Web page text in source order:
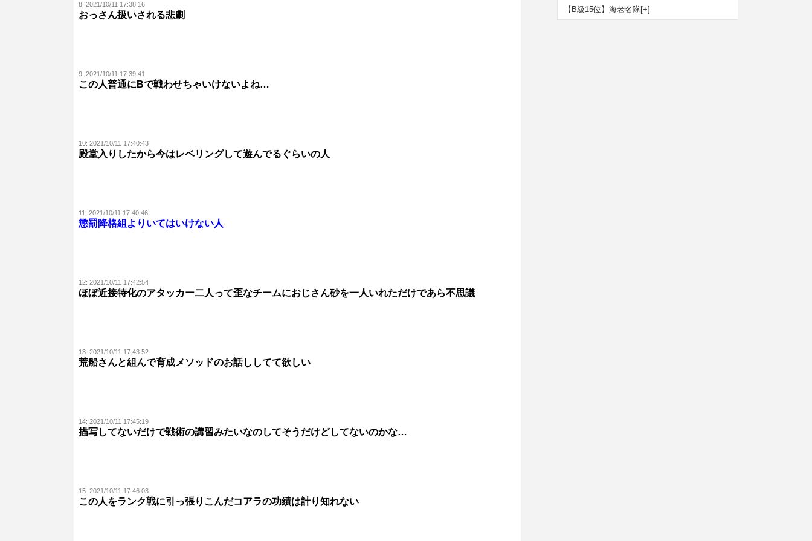
8: 2021/10/11 17:38:16
おっさん扱いされる悲劇
9: 2021/10/11 17:39:41
この人普通にBで戦わせちゃいけないよね…
10: 2021/10/11 17:40:43
殿堂入りしたから今はレベリングして遊んでるぐらいの人
11: 2021/10/11 17:40:46
懲罰降格組よりいてはいけない人
12: 2021/10/11 17:42:54
ほぼ近接特化のアタッカー二人って歪なチームにおじさん砂を一人いれただけであら不思議
13: 2021/10/11 17:43:52
荒船さんと組んで育成メソッドのお話ししてて欲しい
14: 2021/10/11 17:45:19
描写してないだけで戦術の講習みたいなのしてそうだけどしてないのかな…
15: 2021/10/11 17:46:03
この人をランク戦に引っ張りこんだコアラの功績は計り知れない
【B級15位】海老名隊[+]